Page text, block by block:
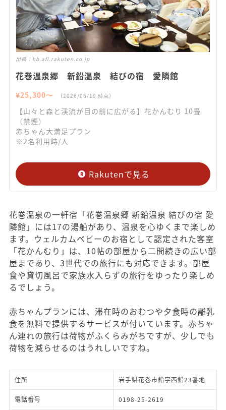
出典： hb.afl.rakuten.co.jp
花巻温泉郷 新鉛温泉 結びの宿 愛隣館
¥25,300〜 （2026/06/19 時点）
【山々と森と渓流が目の前に広がる】花かんむり 10畳
（禁煙）
赤ちゃん大満足プラン
※2名利用時/人
Rakutenで見る
花巻温泉の一軒宿「花巻温泉郷 新鉛温泉 結びの宿 愛
隣館」には17の湯船があり、温泉を心ゆくまで楽しめ
ます。ウェルカムベビーのお宿として認定された客室
「花かんむり」は、10帖の部屋から二間続きの広い部
屋まであり、3世代での旅行にも対応できます。部屋
食や貸切風呂で家族水入らずの旅行をゆったり楽しめ
るでしょう。
赤ちゃんプランには、滞在時のおむつや夕食時の離乳
食を無料で提供するサービスが付いています。赤ちゃ
ん連れの旅行は荷物がふくらみがちですが、少しでも
荷物を減らせるのはうれしいですね。
住所 岩手県花巻市鉛字西鉛23番地
電話番号 0198-25-2619